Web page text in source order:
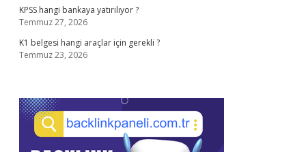
KPSS hangi bankaya yatırılıyor ?
Temmuz 27, 2026
K1 belgesi hangi araçlar için gerekli ?
Temmuz 23, 2026